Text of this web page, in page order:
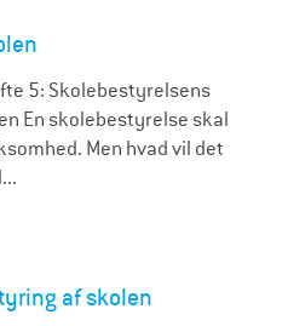
5: Skolebestyrelsens
En skolebestyrelse skal
Men hvad vil det
af skolen